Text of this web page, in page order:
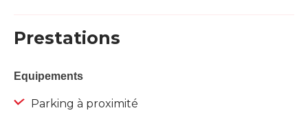
Prestations
Equipements
Parking à proximité